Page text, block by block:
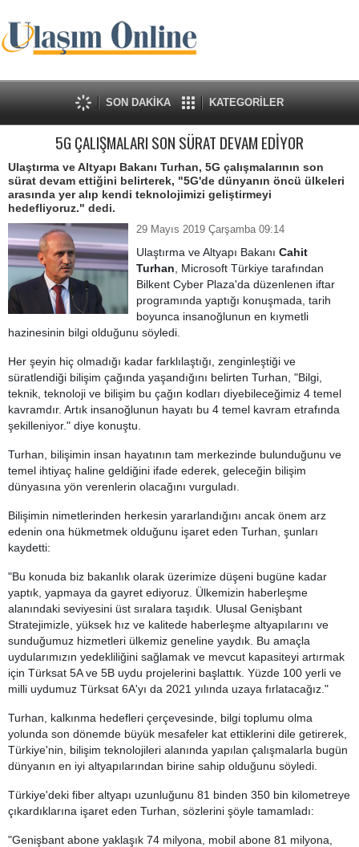
SON DAKİKA KATEGORİLER
5G ÇALIŞMALARI SON SÜRAT DEVAM EDİYOR
Ulaştırma ve Altyapı Bakanı Turhan, 5G çalışmalarının son
sürat devam ettiğini belirterek, "5G'de dünyanın öncü ülkeleri
arasında yer alıp kendi teknolojimizi geliştirmeyi
hedefliyoruz." dedi.
29 Mayıs 2019 Çarşamba 09:14
Ulaştırma ve Altyapı Bakanı Cahit
Turhan , Microsoft Türkiye tarafından
Bilkent Cyber Plaza'da düzenlenen iftar
programında yaptığı konuşmada, tarih
boyunca insanoğlunun en kıymetli
hazinesinin bilgi olduğunu söyledi.
Her şeyin hiç olmadığı kadar farklılaştığı, zenginleştiği ve
süratlendiği bilişim çağında yaşandığını belirten Turhan, "Bilgi,
teknik, teknoloji ve bilişim bu çağın kodları diyebileceğimiz 4 temel
kavramdır. Artık insanoğlunun hayatı bu 4 temel kavram etrafında
şekilleniyor." diye konuştu.
Turhan, bilişimin insan hayatının tam merkezinde bulunduğunu ve
temel ihtiyaç haline geldiğini ifade ederek, geleceğin bilişim
dünyasına yön verenlerin olacağını vurguladı.
Bilişimin nimetlerinden herkesin yararlandığını ancak önem arz
edenin ona hükmetmek olduğunu işaret eden Turhan, şunları
kaydetti:
"Bu konuda biz bakanlık olarak üzerimize düşeni bugüne kadar
yaptık, yapmaya da gayret ediyoruz. Ülkemizin haberleşme
alanındaki seviyesini üst sıralara taşıdık. Ulusal Genişbant
Stratejimizle, yüksek hız ve kalitede haberleşme altyapılarını ve
sunduğumuz hizmetleri ülkemiz geneline yaydık. Bu amaçla
uydularımızın yedekliliğini sağlamak ve mevcut kapasiteyi artırmak
için Türksat 5A ve 5B uydu projelerini başlattık. Yüzde 100 yerli ve
milli uydumuz Türksat 6A'yı da 2021 yılında uzaya fırlatacağız."
Turhan, kalkınma hedefleri çerçevesinde, bilgi toplumu olma
yolunda son dönemde büyük mesafeler kat ettiklerini dile getirerek,
Türkiye'nin, bilişim teknolojileri alanında yapılan çalışmalarla bugün
dünyanın en iyi altyapılarından birine sahip olduğunu söyledi.
Türkiye'deki fiber altyapı uzunluğunu 81 binden 350 bin kilometreye
çıkardıklarına işaret eden Turhan, sözlerini şöyle tamamladı:
"Genişbant abone yaklaşık 74 milyona, mobil abone 81 milyona,